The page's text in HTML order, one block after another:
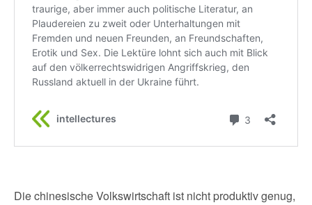
Die chinesische Volkswirtschaft ist nicht produktiv genug,